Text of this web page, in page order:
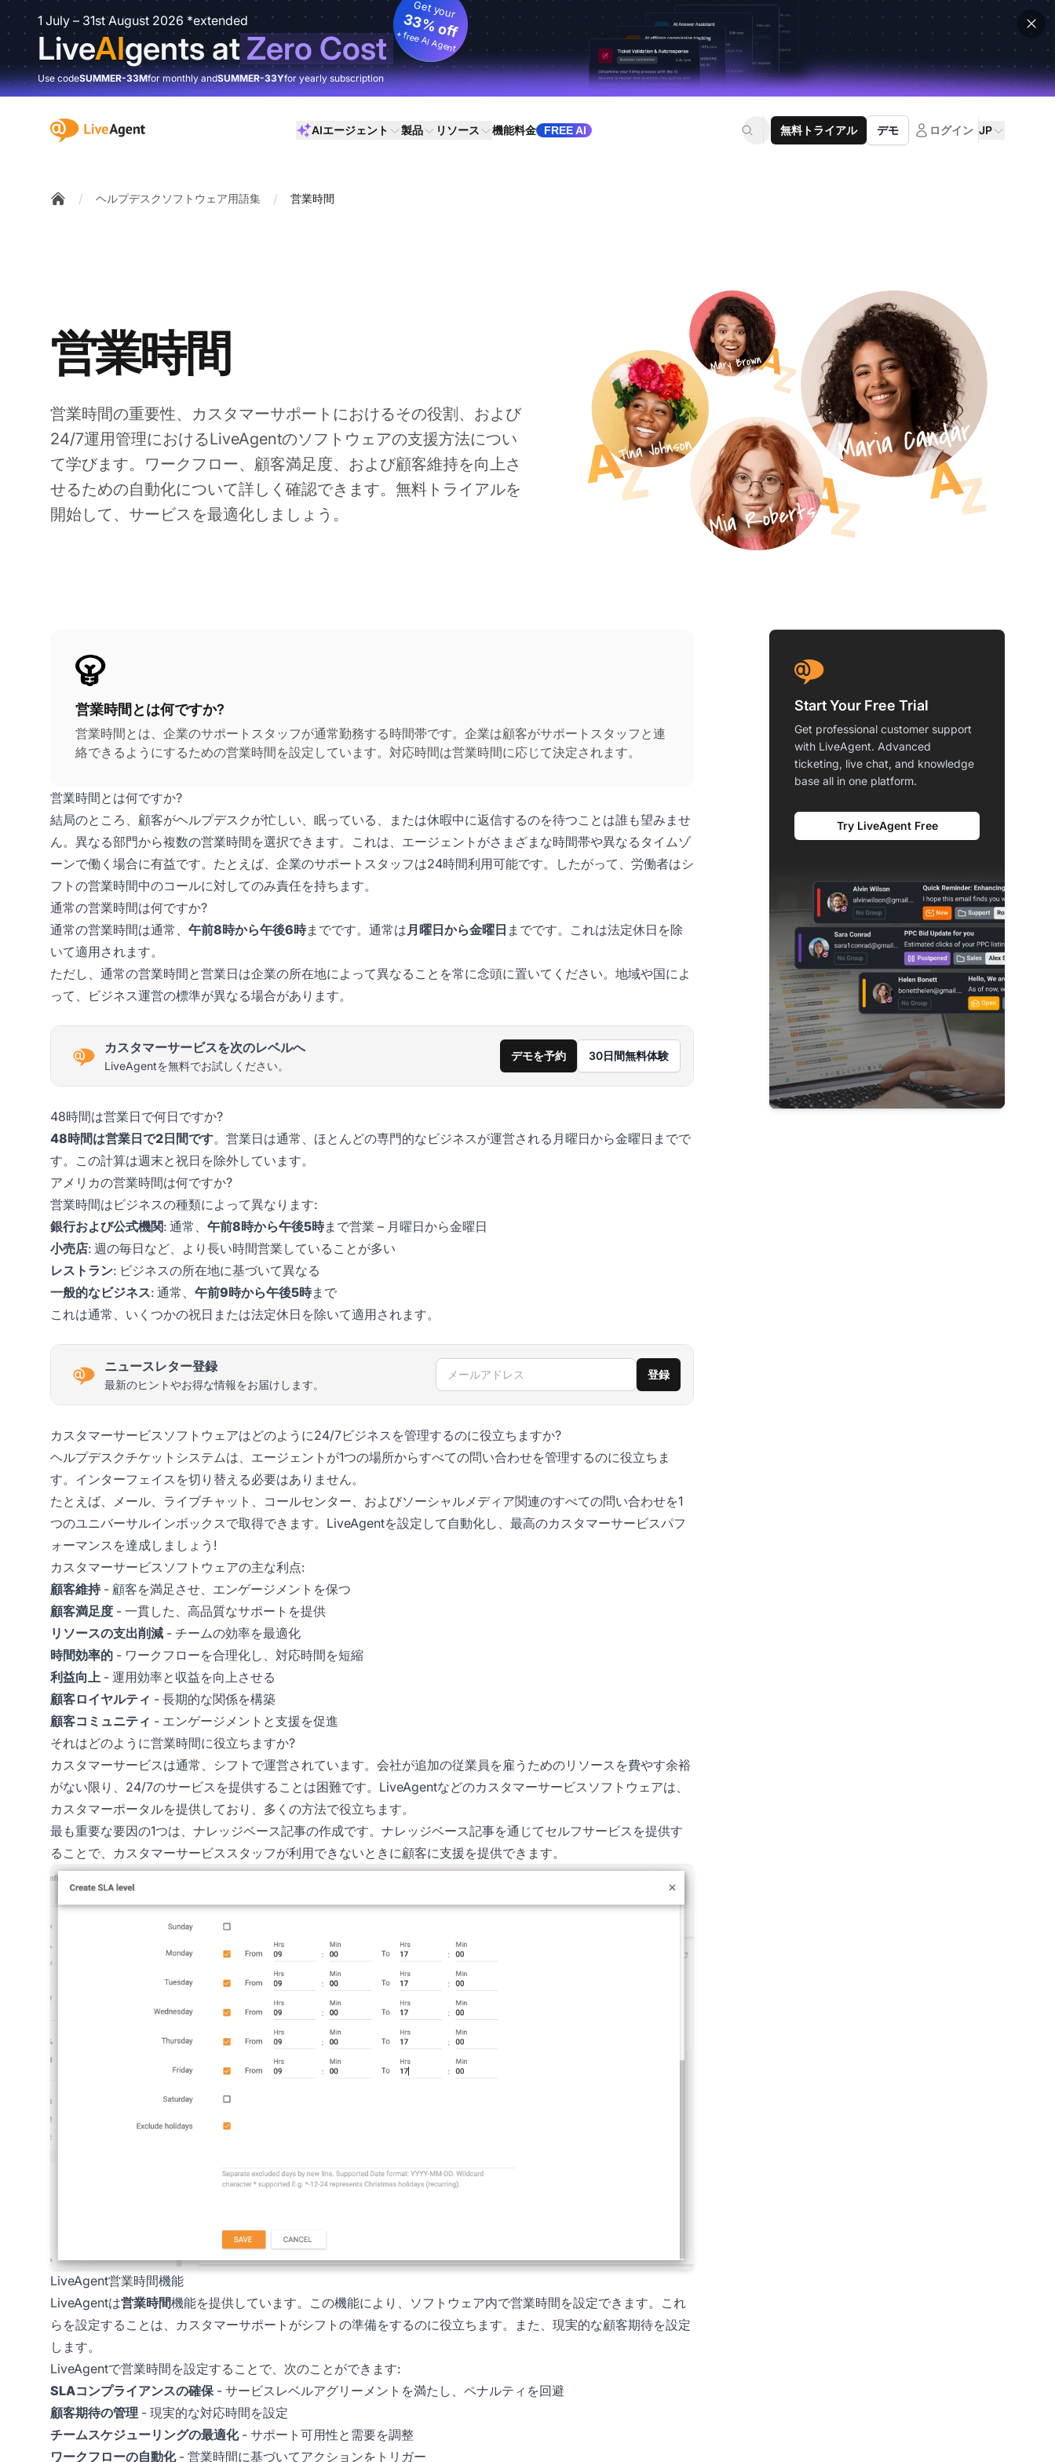
1 July – 31st August 2026 *extended
LiveAIgents atZero Cost
Get your
33% off
+ free AI Agent
Use codeSUMMER-33Mfor monthly andSUMMER-33Yfor yearly subscription
:site.title AIエージェント 製品 リソース 機能料金 FREE AI 無料トライアル デモ ログイン JP
/ ヘルプデスクソフトウェア用語集 / 営業時間
営業時間
営業時間の重要性、カスタマーサポートにおけるその役割、および
24/7運用管理におけるLiveAgentのソフトウェアの支援方法につい
て学びます。ワークフロー、顧客満足度、および顧客維持を向上さ
せるための自動化について詳しく確認できます。無料トライアルを
開始して、サービスを最適化しましょう。
営業時間とは何ですか?
営業時間とは、企業のサポートスタッフが通常勤務する時間帯です。企業は顧客がサポートスタッフと連
絡できるようにするための営業時間を設定しています。対応時間は営業時間に応じて決定されます。
営業時間とは何ですか?
結局のところ、顧客がヘルプデスクが忙しい、眠っている、または休暇中に返信するのを待つことは誰も望みませ
ん。異なる部門から複数の営業時間を選択できます。これは、エージェントがさまざまな時間帯や異なるタイムゾ
ーンで働く場合に有益です。たとえば、企業のサポートスタッフは24時間利用可能です。したがって、労働者はシ
フトの営業時間中のコールに対してのみ責任を持ちます。
通常の営業時間は何ですか?
通常の営業時間は通常、 午前8時から午後6時までです。通常は 月曜日から金曜日 までです。これは法定休日を除
いて適用されます。
ただし、通常の営業時間と営業日は企業の所在地によって異なることを常に念頭に置いてください。地域や国によ
って、ビジネス運営の標準が異なる場合があります。
カスタマーサービスを次のレベルへ
LiveAgentを無料でお試しください。
デモを予約 30日間無料体験
48時間は営業日で何日ですか?
48時間は営業日で2日間です。営業日は通常、ほとんどの専門的なビジネスが運営される月曜日から金曜日までで
す。この計算は週末と祝日を除外しています。
アメリカの営業時間は何ですか?
営業時間はビジネスの種類によって異なります:
銀行および公式機関: 通常、 午前8時から午後5時まで営業 – 月曜日から金曜日
小売店: 週の毎日など、より長い時間営業していることが多い
レストラン: ビジネスの所在地に基づいて異なる
一般的なビジネス: 通常、 午前9時から午後5時まで
これは通常、いくつかの祝日または法定休日を除いて適用されます。
ニュースレター登録
最新のヒントやお得な情報をお届けします。
メールアドレス 登録
カスタマーサービスソフトウェアはどのように24/7ビジネスを管理するのに役立ちますか?
ヘルプデスクチケットシステムは、エージェントが1つの場所からすべての問い合わせを管理するのに役立ちま
す。インターフェイスを切り替える必要はありません。
たとえば、メール、ライブチャット、コールセンター、およびソーシャルメディア関連のすべての問い合わせを1
つのユニバーサルインボックスで取得できます。LiveAgentを設定して自動化し、最高のカスタマーサービスパフ
ォーマンスを達成しましょう!
カスタマーサービスソフトウェアの主な利点:
顧客維持- 顧客を満足させ、エンゲージメントを保つ
顧客満足度 - 一貫した、高品質なサポートを提供
リソースの支出削減 - チームの効率を最適化
時間効率的 - ワークフローを合理化し、対応時間を短縮
利益向上 - 運用効率と収益を向上させる
顧客ロイヤルティ - 長期的な関係を構築
顧客コミュニティ - エンゲージメントと支援を促進
それはどのように営業時間に役立ちますか?
カスタマーサービスは通常、シフトで運営されています。会社が追加の従業員を雇うためのリソースを費やす余裕
がない限り、24/7のサービスを提供することは困難です。LiveAgentなどのカスタマーサービスソフトウェアは、
カスタマーポータルを提供しており、多くの方法で役立ちます。
最も重要な要因の1つは、ナレッジベース記事の作成です。ナレッジベース記事を通じてセルフサービスを提供す
ることで、カスタマーサービススタッフが利用できないときに顧客に支援を提供できます。
LiveAgent営業時間機能
LiveAgentは営業時間機能を提供しています。この機能により、ソフトウェア内で営業時間を設定できます。これ
らを設定することは、カスタマーサポートがシフトの準備をするのに役立ちます。また、現実的な顧客期待を設定
します。
LiveAgentで営業時間を設定することで、次のことができます:
SLAコンプライアンスの確保 - サービスレベルアグリーメントを満たし、ペナルティを回避
顧客期待の管理 - 現実的な対応時間を設定
チームスケジューリングの最適化- サポート可用性と需要を調整
ワークフローの自動化- 営業時間に基づいてアクションをトリガー
Start Your Free Trial
Get professional customer support
with LiveAgent. Advanced
ticketing, live chat, and knowledge
base all in one platform.
Try LiveAgent Free